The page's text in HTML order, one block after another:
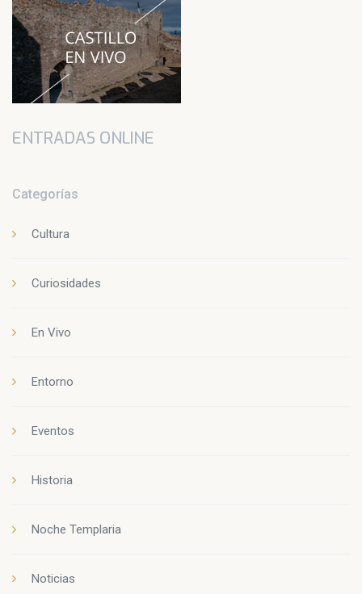
ENTRADAS ONLINE
Categorías
Cultura
Curiosidades
En Vivo
Entorno
Eventos
Historia
Noche Templaria
Noticias